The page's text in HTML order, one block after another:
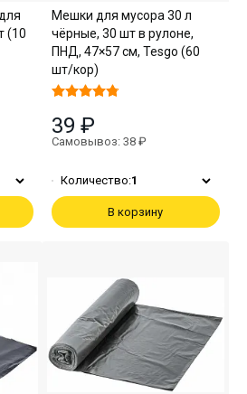
(10
Мешки для мусора 30 л
чёрные, 30 шт в рулоне,
ПНД, 47×57 см, Tesgo (60
шт/кор)
39 ₽
Самовывоз: 38 ₽
Количество:1
В корзину